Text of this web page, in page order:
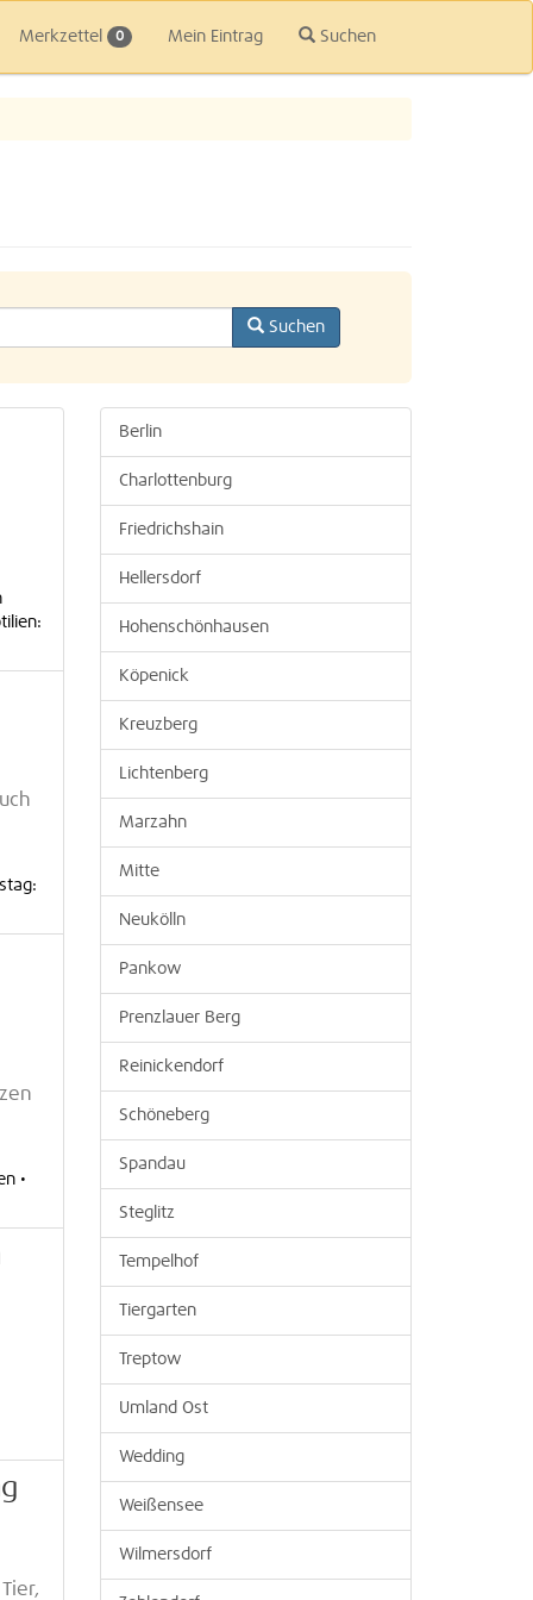
Merkzettel 0 Mein Eintrag Suchen
Suchen
•
Berlin
Charlottenburg
Friedrichshain
Hellersdorf
Hohenschönhausen
Köpenick
Kreuzberg
Lichtenberg
Marzahn
Mitte
Neukölln
Pankow
Prenzlauer Berg
Reinickendorf
Schöneberg
Spandau
Steglitz
Tempelhof
Tiergarten
Treptow
Umland Ost
Wedding
Weißensee
Wilmersdorf